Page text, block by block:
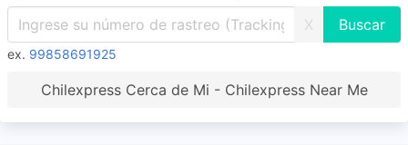
X
ex. 99858691925
Chilexpress Cerca de Mi - Chilexpress Near Me